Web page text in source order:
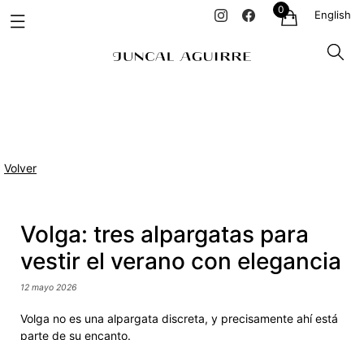
0 English
Volver
Volga: tres alpargatas para
vestir el verano con elegancia
12 mayo 2026
Volga no es una alpargata discreta, y precisamente ahí está
parte de su encanto.